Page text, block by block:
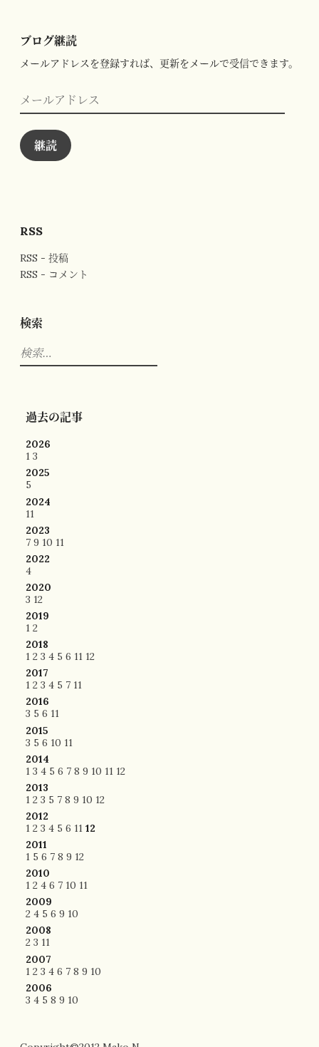
ブログ継読
メールアドレスを登録すれば、更新をメールで受信できます。
メ
ー
ル
ア
ド
レ
継読
RSS
RSS - 投稿
RSS - コメント
検索
検
索:
過去の記事
2026
1 3
2025
5
2024
11
2023
7 9 10 11
2022
4
2020
3 12
2019
1 2
2018
1 2 3 4 5 6 11 12
2017
1 2 3 4 5 7 11
2016
3 5 6 11
2015
3 5 6 10 11
2014
1 3 4 5 6 7 8 9 10 11 12
2013
1 2 3 5 7 8 9 10 12
2012
1 2 3 4 5 6 11 12
2011
1 5 6 7 8 9 12
2010
1 2 4 6 7 10 11
2009
2 4 5 6 9 10
2008
2 3 11
2007
1 2 3 4 6 7 8 9 10
2006
3 4 5 8 9 10